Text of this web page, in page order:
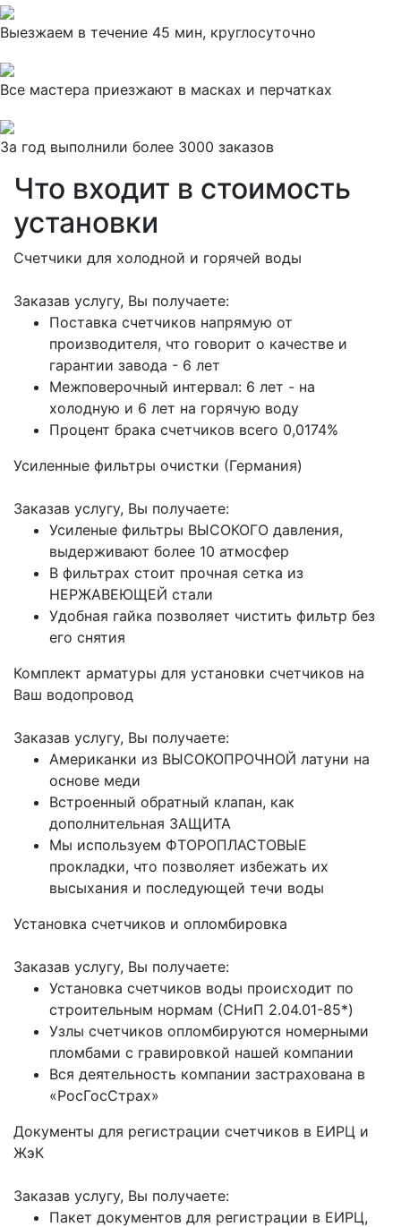
Выезжаем в течение 45 мин, круглосуточно
Все мастера приезжают в масках и перчатках
За год выполнили более 3000 заказов
Что входит в стоимость
установки
Счетчики для холодной и горячей воды
Заказав услугу, Вы получаете:
Поставка счетчиков напрямую от
производителя, что говорит о качестве и
гарантии завода - 6 лет
Межповерочный интервал: 6 лет - на
холодную и 6 лет на горячую воду
Процент брака счетчиков всего 0,0174%
Усиленные фильтры очистки (Германия)
Заказав услугу, Вы получаете:
Усиленые фильтры ВЫСОКОГО давления,
выдерживают более 10 атмосфер
В фильтрах стоит прочная сетка из
НЕРЖАВЕЮЩЕЙ стали
Удобная гайка позволяет чистить фильтр без
его снятия
Комплект арматуры для установки счетчиков на
Ваш водопровод
Заказав услугу, Вы получаете:
Американки из ВЫСОКОПРОЧНОЙ латуни на
основе меди
Встроенный обратный клапан, как
дополнительная ЗАЩИТА
Мы используем ФТОРОПЛАСТОВЫЕ
прокладки, что позволяет избежать их
высыхания и последующей течи воды
Установка счетчиков и опломбировка
Заказав услугу, Вы получаете:
Установка счетчиков воды происходит по
строительным нормам (СНиП 2.04.01-85*)
Узлы счетчиков опломбируются номерными
пломбами с гравировкой нашей компании
Вся деятельность компании застрахована в
«РосГосСтрах»
Документы для регистрации счетчиков в ЕИРЦ и
ЖэК
Заказав услугу, Вы получаете:
Пакет документов для регистрации в ЕИРЦ,